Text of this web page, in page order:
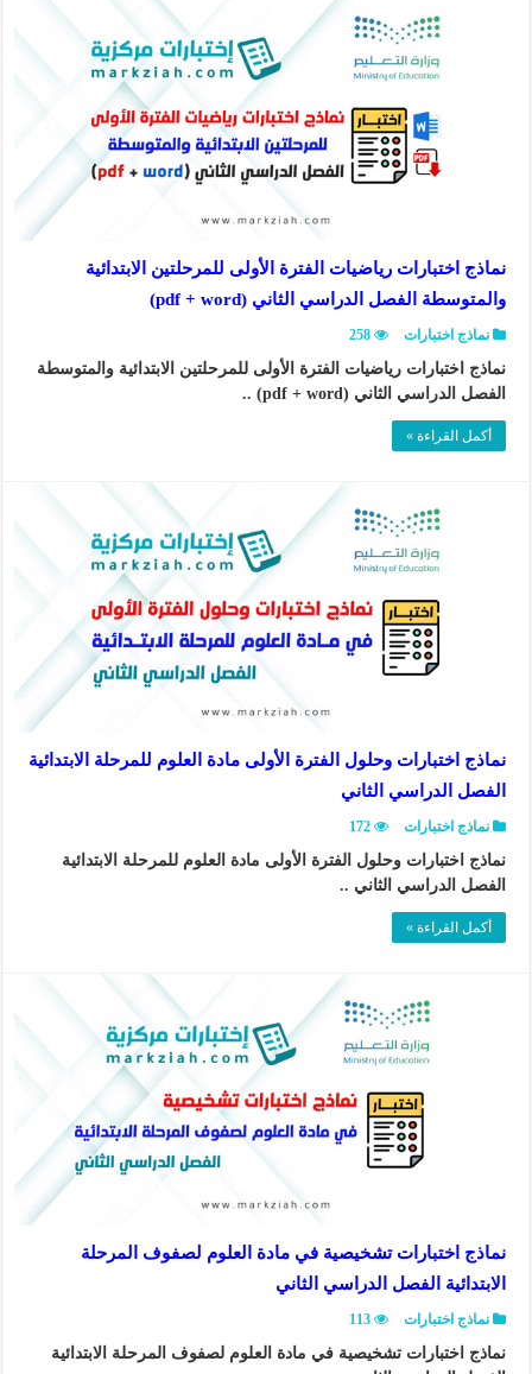
نماذج اختبارات رياضيات الفترة الأولى للمرحلتين الابتدائية
والمتوسطة الفصل الدراسي الثاني (pdf + word)
نماذج اختبارات 258
نماذج اختبارات رياضيات الفترة الأولى للمرحلتين الابتدائية والمتوسطة
الفصل الدراسي الثاني (pdf + word) ..
أكمل القراءة »
نماذج اختبارات وحلول الفترة الأولى مادة العلوم للمرحلة الابتدائية
الفصل الدراسي الثاني
نماذج اختبارات 172
نماذج اختبارات وحلول الفترة الأولى مادة العلوم للمرحلة الابتدائية
الفصل الدراسي الثاني ..
أكمل القراءة »
نماذج اختبارات تشخيصية في مادة العلوم لصفوف المرحلة
الابتدائية الفصل الدراسي الثاني
نماذج اختبارات 113
نماذج اختبارات تشخيصية في مادة العلوم لصفوف المرحلة الابتدائية